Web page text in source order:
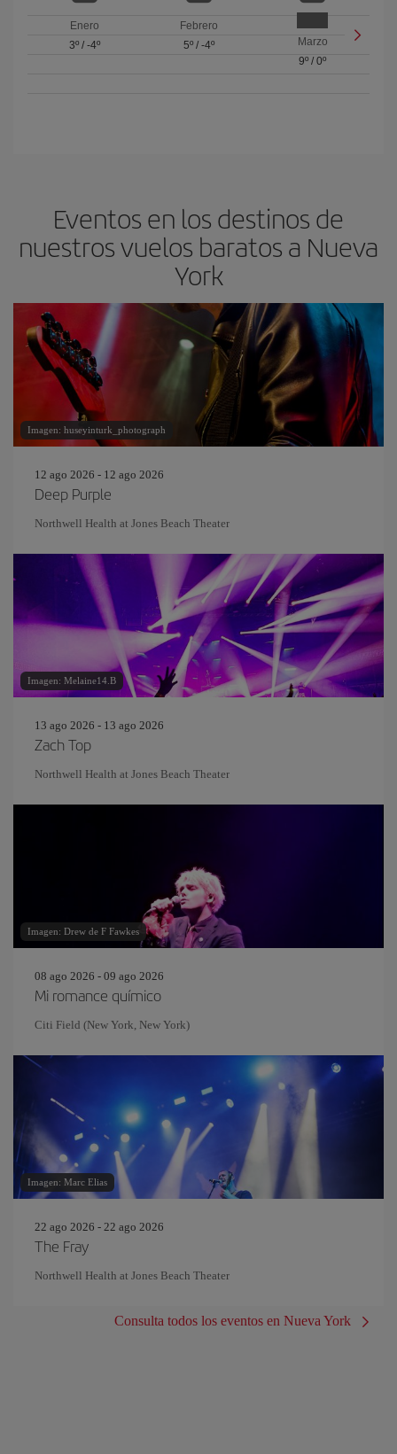
Enero
3º/ -4º
Febrero
5º/ -4º
Marzo
9º /0º
Eventos en los destinos de
nuestros vuelos baratos a Nueva
York
Imagen: huseyinturk_photograph
12 ago 2026 - 12 ago 2026
Deep Purple
Northwell Health at Jones Beach Theater
Imagen: Melaine14.B
13 ago 2026 - 13 ago 2026
Zach Top
Northwell Health at Jones Beach Theater
Imagen: Drew de F Fawkes
08 ago 2026 - 09 ago 2026
Mi romance químico
Citi Field (New York, New York)
Imagen: Marc Elias
22 ago 2026 - 22 ago 2026
The Fray
Northwell Health at Jones Beach Theater
Consulta todos los eventos en Nueva York